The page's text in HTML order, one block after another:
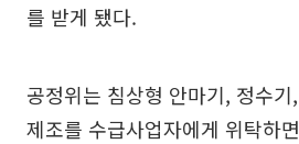
를 받게 됐다.
공정위는 침상형 안마기, 정수
제조를 수급사업자에게 위탁하